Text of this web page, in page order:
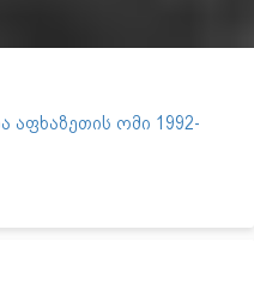
ომი 1992-